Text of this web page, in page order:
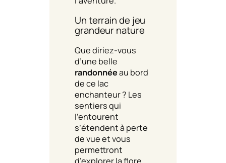
Un terrain de jeu
grandeur nature
Que diriez-vous
d’une belle
randonnéeau bord
de ce lac
enchanteur ? Les
sentiers qui
l’entourent
s’étendent à perte
de vue et vous
permettront
d’explorer la flore